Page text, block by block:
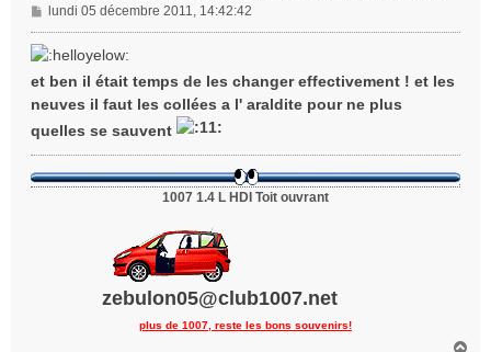
M
e
s
a
g
e
lundi 05 décembre 2011, 14:42:42
et ben il était temps de les changer effectivement ! et les
neuves il faut les collées a l' araldite pour ne plus
quelles se sauvent
1007 1.4 L HDI Toit ouvrant
zebulon05@club1007.net
plus de 1007, reste les bons souvenirs!